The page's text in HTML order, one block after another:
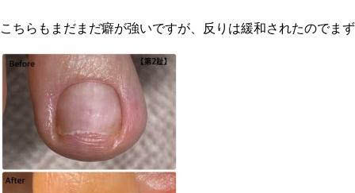
こちらもまだまだ癖が強いですが、反りは緩和されたのでまず